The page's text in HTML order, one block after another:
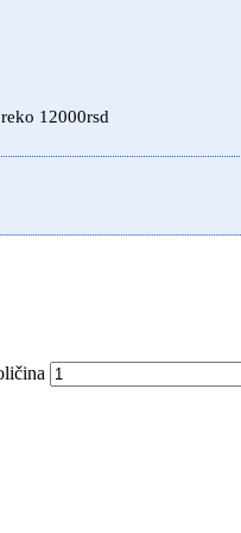
12000rsd